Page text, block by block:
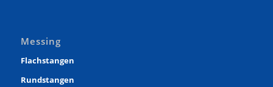
Messing
Flachstangen
Rundstangen